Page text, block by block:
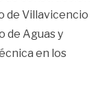
de Villavicencio
de Aguas y
en los